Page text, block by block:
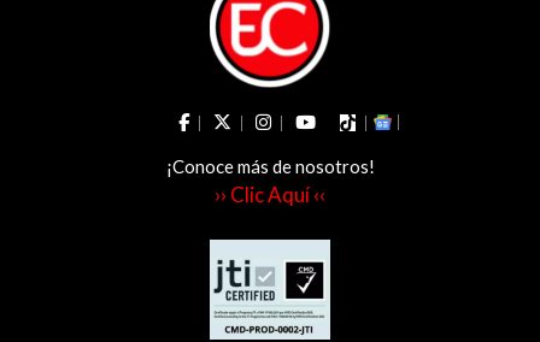
¡Conoce más de nosotros!
›› Clic Aquí ‹‹